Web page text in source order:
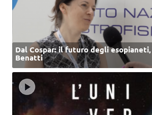
Dal Cospar: il futuro degli
Benatti